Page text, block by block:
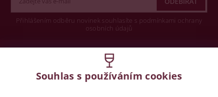
Přihlášením odběru novinek souhlasíte s podmínkami ochrany
osobních údajů
LegislativaSouhlas s používáním cookies